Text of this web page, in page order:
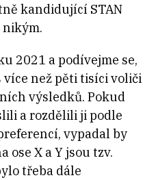
kandidující STAN
2021 a podívejme se,
více než pěti tisíci voliči
výsledků. Pokud
a rozdělili ji podle
vypadal by
ose X a Y jsou tzv.
třeba dále